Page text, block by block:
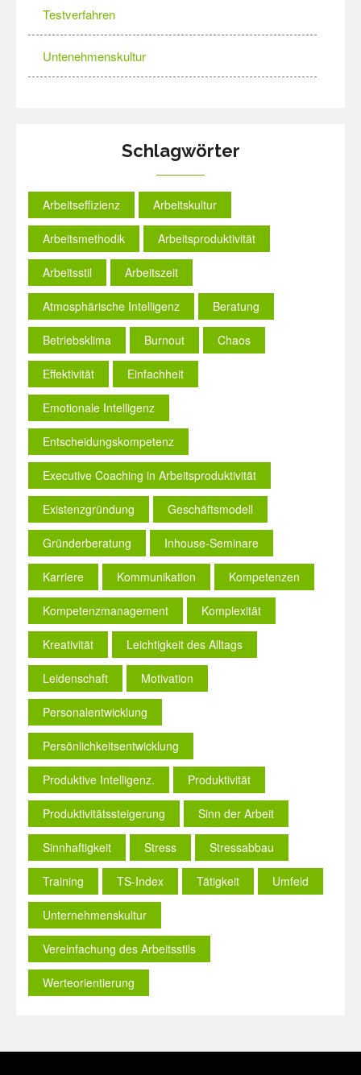
Testverfahren
Untenehmenskultur
Schlagwörter
Arbeitseffizienz Arbeitskultur
Arbeitsmethodik Arbeitsproduktivität
Arbeitsstil Arbeitszeit
Atmosphärische Intelligenz Beratung
Betriebsklima Burnout Chaos
Effektivität Einfachheit
Emotionale Intelligenz
Entscheidungskompetenz
Executive Coaching in Arbeitsproduktivität
Existenzgründung Geschäftsmodell
Gründerberatung Inhouse-Seminare
Karriere Kommunikation Kompetenzen
Kompetenzmanagement Komplexität
Kreativität Leichtigkeit des Alltags
Leidenschaft Motivation
Personalentwicklung
Persönlichkeitsentwicklung
Produktive Intelligenz. Produktivität
Produktivitätssteigerung Sinn der Arbeit
Sinnhaftigkeit Stress Stressabbau
Training TS-Index Tätigkeit Umfeld
Unternehmenskultur
Vereinfachung des Arbeitsstils
Werteorientierung